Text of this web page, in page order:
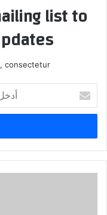
list to
consectetur.
بريدك
الإلكتروني